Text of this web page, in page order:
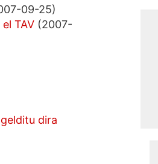
09-25)
TAV (2007-
dira